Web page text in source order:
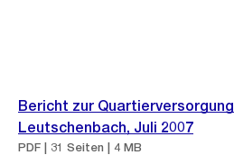
Bericht zur Quartierversorgung
Leutschenbach, Juli 2007
PDF | 31 Seiten | 4 MB